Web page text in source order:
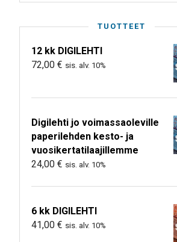
TUOTTEET
12 kk DIGILEHTI
72,00 € sis. alv. 10%
Digilehti jo voimassaoleville
paperilehden kesto- ja
vuosikertatilaajillemme
24,00 € sis. alv. 10%
6 kk DIGILEHTI
41,00 € sis. alv. 10%